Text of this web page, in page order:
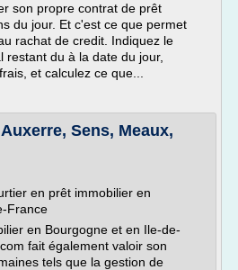
son propre contrat de prêt
du jour. Et c'est ce que permet
rachat de credit. Indiquez le
restant du à la date du jour,
et calculez ce que...
Sens, Meaux,
en prêt immobilier en
France
en Bourgogne et en Ile-de-
fait également valoir son
tels que la gestion de